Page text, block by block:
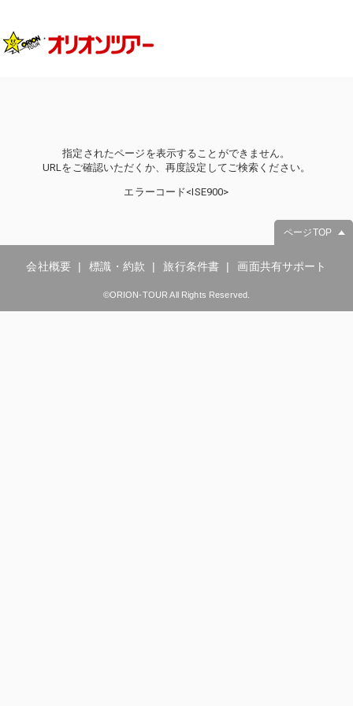
指定されたページを表示することができません。
URLをご確認いただくか、再度設定してご検索ください。
エラーコード<ISE900>
ページTOP
会社概要 標識・約款 旅行条件書 画面共有サポート
©ORION-TOUR All Rights Reserved.